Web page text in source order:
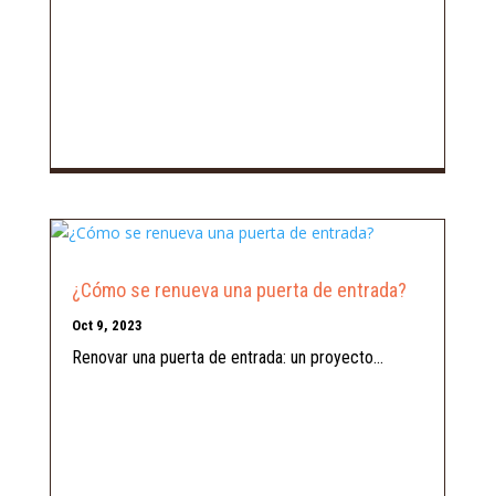
¿Cómo se renueva una puerta de entrada?
Oct 9, 2023
Renovar una puerta de entrada: un proyecto...